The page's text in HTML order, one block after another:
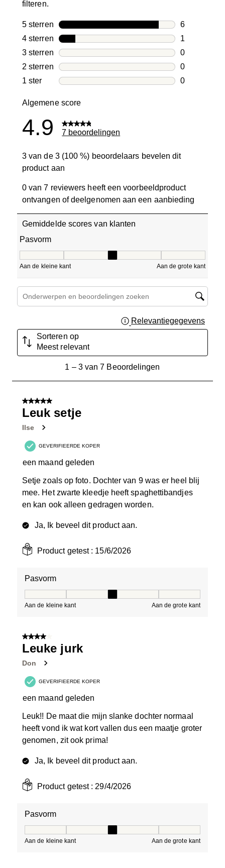
filteren.
5 sterren sterren
6
6
4 sterren sterren
1
1
3 sterren sterren
0
0
2 sterren sterren
0
0
1 ster sterren
0
Algemene score
4.9 7 beoordelingen
3 van de 3 (100 %) beoordelaars bevelen dit
product aan
0 van 7 reviewers heeft een voorbeeldproduct
ontvangen of deelgenomen aan een aanbieding
Gemiddelde scores van klanten
Pasvorm
Aan de kleine kant Aan de grote kant
Onderwerpen en beoordelingen zoeken per regio
Relevantiegegevens
Sorteren op
Meest relevant
van
Beoordelingen.
1 – 3 van 7 Beoordelingen
5 van 5 sterren.
Leuk setje
Ilse
GEVERIFIEERDE KOPER
een maand geleden
Setje zoals op foto. Dochter van 9 was er heel blij
mee. Het zwarte kleedje heeft spaghettibandjes
en kan ook alleen gedragen worden.
Ja, Ik beveel dit product aan.
Product getest : 15/6/2026
Pasvorm
Aan de kleine kant Aan de grote kant
4 van 5 sterren.
Leuke jurk
Don
GEVERIFIEERDE KOPER
een maand geleden
Leuk!! De maat die mijn slanke dochter normaal
heeft vond ik wat kort vallen dus een maatje groter
genomen, zit ook prima!
Ja, Ik beveel dit product aan.
Product getest :29/4/2026
Pasvorm
Aan de kleine kant Aan de grote kant